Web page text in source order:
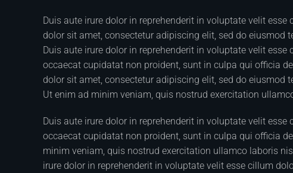
Duis aute irure dolor in reprehenderit in voluptate velit
dolor sit amet, consectetur adipiscing elit, sed do
Duis aute irure dolor in reprehenderit in voluptate velit
occaecat cupidatat non proident, sunt in culpa qui officia
dolor sit amet, consectetur adipiscing elit, sed do
Ut enim ad minim veniam, quis nostrud exercitation
Duis aute irure dolor in reprehenderit in voluptate velit
occaecat cupidatat non proident, sunt in culpa qui officia
minim veniam, quis nostrud exercitation ullamco laboris
irure dolor in reprehenderit in voluptate velit esse cillum